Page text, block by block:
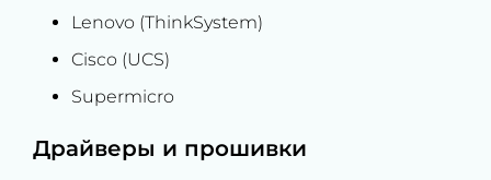
Lenovo (ThinkSystem)
Cisco (UCS)
Supermicro
Драйверы и прошивки